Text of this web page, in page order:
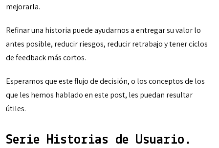
mejorarla.
Refinar una historia puede ayudarnos a entregar su valor lo
antes posible, reducir riesgos, reducir retrabajo y tener ciclos
de feedback más cortos.
Esperamos que este flujo de decisión, o los conceptos de los
que les hemos hablado en este post, les puedan resultar
útiles.
Serie Historias de Usuario.